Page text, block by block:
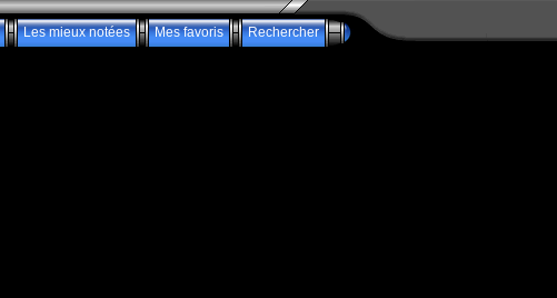
Les mieux notées Mes favoris Rechercher